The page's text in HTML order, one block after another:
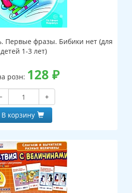
Первые фразы. Бибики нет (для
детей 1-3 лет)
розн: 128 ₽
+
В корзину